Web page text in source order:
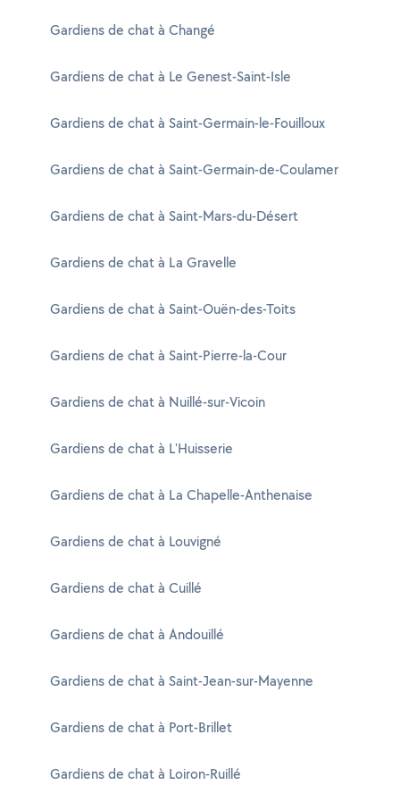
Gardiens de chat à Changé
Gardiens de chat à Le Genest-Saint-Isle
Gardiens de chat à Saint-Germain-le-Fouilloux
Gardiens de chat à Saint-Germain-de-Coulamer
Gardiens de chat à Saint-Mars-du-Désert
Gardiens de chat à La Gravelle
Gardiens de chat à Saint-Ouën-des-Toits
Gardiens de chat à Saint-Pierre-la-Cour
Gardiens de chat à Nuillé-sur-Vicoin
Gardiens de chat à L'Huisserie
Gardiens de chat à La Chapelle-Anthenaise
Gardiens de chat à Louvigné
Gardiens de chat à Cuillé
Gardiens de chat à Andouillé
Gardiens de chat à Saint-Jean-sur-Mayenne
Gardiens de chat à Port-Brillet
Gardiens de chat à Loiron-Ruillé